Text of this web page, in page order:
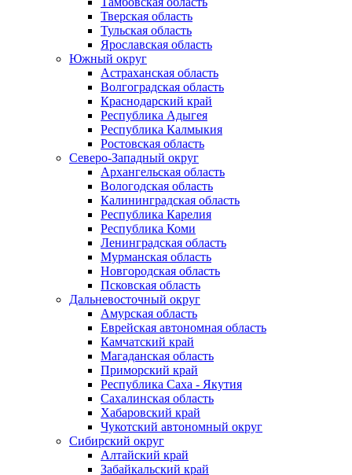
Тверская область
Тульская область
Ярославская область
Южный округ
Астраханская область
Волгоградская область
Краснодарский край
Республика Адыгея
Республика Калмыкия
Ростовская область
Северо-Западный округ
Архангельская область
Вологодская область
Калининградская область
Республика Карелия
Республика Коми
Ленинградская область
Мурманская область
Новгородская область
Псковская область
Дальневосточный округ
Амурская область
Еврейская автономная область
Камчатский край
Магаданская область
Приморский край
Республика Саха - Якутия
Сахалинская область
Хабаровский край
Чукотский автономный округ
Сибирский округ
Алтайский край
Забайкальский край